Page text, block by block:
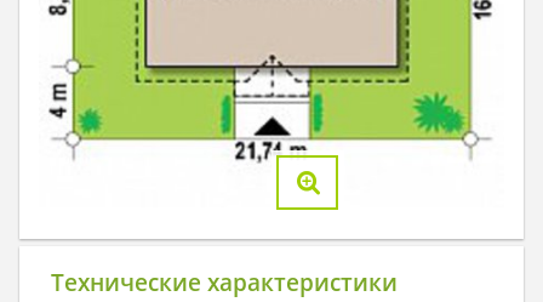
Технические характеристики